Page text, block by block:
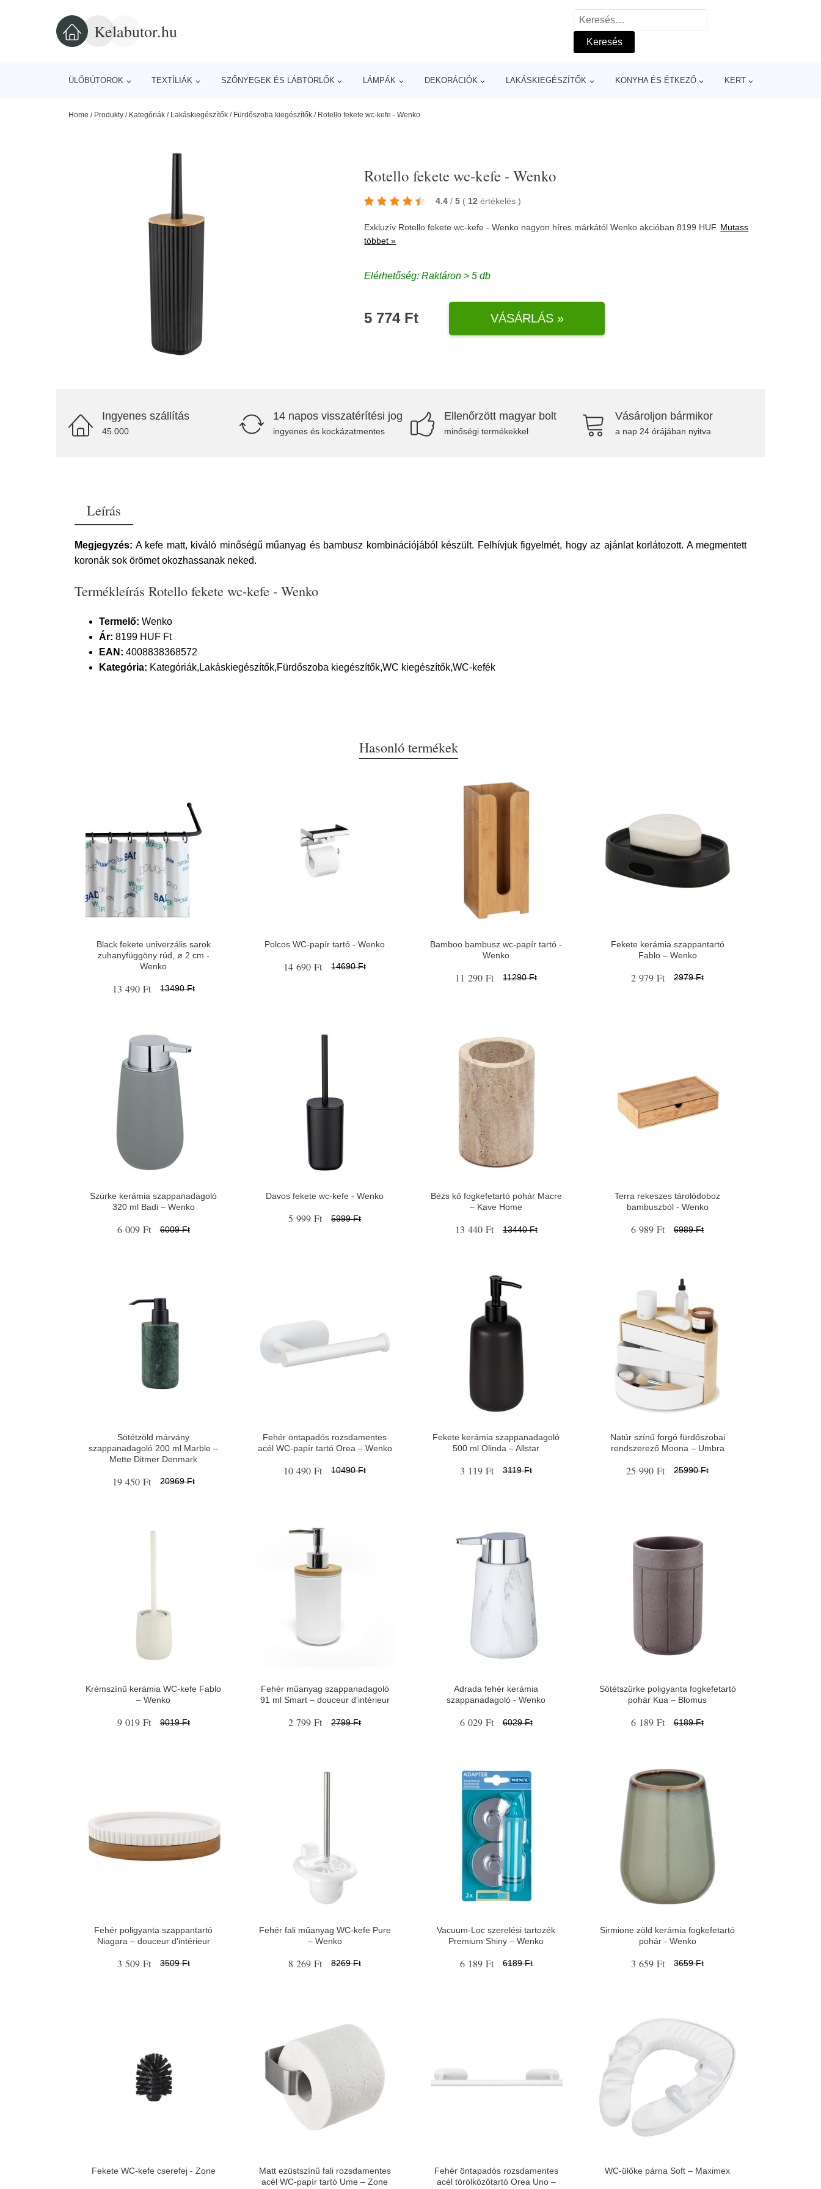
Kelabutor.hu
Keresés:
ÜLŐBÚTOROK TEXTÍLIÁK SZŐNYEGEK ÉS LÁBTÖRLŐK LÁMPÁK DEKORÁCIÓK LAKÁSKIEGÉSZÍTŐK KONYHA ÉS ÉTKEZŐ KERT
Home / Produkty / Kategóriák / Lakáskiegészítők / Fürdőszoba kiegészítők / Rotello fekete wc-kefe - Wenko
Rotello fekete wc-kefe - Wenko
4.4 / 5 ( 12 értékelés)
Exkluzív Rotello fekete wc-kefe - Wenko nagyon híres márkátólWenko akcióban 8199 HUF. Mutass
többet »
Elérhetőség: Raktáron > 5 db
5 774 Ft VÁSÁRLÁS »
Ingyenes szállítás
45.000
14 napos visszatérítési jog
ingyenes és kockázatmentes
Ellenőrzött magyar bolt
minőségi termékekkel
Vásároljon bármikor
a nap 24 órájában nyitva
Leírás
Megjegyzés: A kefe matt, kiváló minőségű műanyag és bambusz kombinációjából készült. Felhívjuk figyelmét, hogy az ajánlat korlátozott. A megmentett
koronák sok örömet okozhassanak neked.
Termékleírás Rotello fekete wc-kefe - Wenko
Termelő: Wenko
Ár: 8199 HUF Ft
EAN: 4008838368572
Kategória: Kategóriák,Lakáskiegészítők,Fürdőszoba kiegészítők,WC kiegészítők,WC-kefék
Hasonló termékek
Black fekete univerzális sarok
zuhanyfüggöny rúd, ø 2 cm -
Wenko
13 490 Ft 13490 Ft
Polcos WC-papír tartó - Wenko
14 690 Ft 14690 Ft
Bamboo bambusz wc-papír tartó -
Wenko
11 290 Ft 11290 Ft
Fekete kerámia szappantartó
Fablo – Wenko
2 979 Ft 2979 Ft
Szürke kerámia szappanadagoló
320 ml Badi – Wenko
6 009 Ft 6009 Ft
Davos fekete wc-kefe - Wenko
5 999 Ft 5999 Ft
Bézs kő fogkefetartó pohár Macre
– Kave Home
13 440 Ft 13440 Ft
Terra rekeszes tárolódoboz
bambuszból - Wenko
6 989 Ft 6989 Ft
Sötétzöld márvány
szappanadagoló 200 ml Marble –
Mette Ditmer Denmark
19 450 Ft 20969 Ft
Fehér öntapadós rozsdamentes
acél WC-papír tartó Orea – Wenko
10 490 Ft 10490 Ft
Fekete kerámia szappanadagoló
500 ml Olinda – Allstar
3 119 Ft 3119 Ft
Natúr színű forgó fürdőszobai
rendszerező Moona – Umbra
25 990 Ft 25990 Ft
Krémszínű kerámia WC-kefe Fablo
– Wenko
9 019 Ft 9019 Ft
Fehér műanyag szappanadagoló
91 ml Smart – douceur d'intérieur
2 799 Ft 2799 Ft
Adrada fehér kerámia
szappanadagoló - Wenko
6 029 Ft 6029 Ft
Sötétszürke poligyanta fogkefetartó
pohár Kua – Blomus
6 189 Ft 6189 Ft
Fehér poligyanta szappantartó
Niagara – douceur d'intérieur
3 509 Ft 3509 Ft
Fehér fali műanyag WC-kefe Pure
– Wenko
8 269 Ft 8269 Ft
Vacuum-Loc szerelési tartozék
Premium Shiny – Wenko
6 189 Ft 6189 Ft
Sirmione zöld kerámia fogkefetartó
pohár - Wenko
3 659 Ft 3659 Ft
Fekete WC-kefe cserefej - Zone
Matt ezüstszínű fali rozsdamentes
acél WC-papír tartó Ume – Zone
Fehér öntapadós rozsdamentes
acél törölközőtartó Orea Uno –
WC-ülőke párna Soft – Maximex